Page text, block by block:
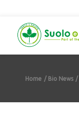
Home Bio News